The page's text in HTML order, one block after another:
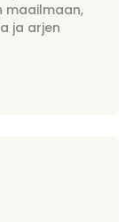
maailmaan,
ja arjen